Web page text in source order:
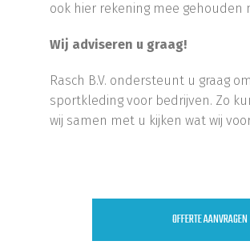
ook hier rekening mee gehouden
Wij adviseren u graag!
Rasch B.V. ondersteunt u graag
sportkleding voor bedrijven. Zo
wij samen met u kijken wat wij
OFFERTE AANVRAGEN